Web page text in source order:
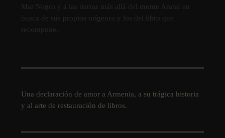
Mar Negro y a las tierras más allá del monte Ararat en
busca de sus propios orígenes y los del libro que
recompone.
Una declaración de amor a Armenia, a su trágica historia
y al arte de restauración de libros.